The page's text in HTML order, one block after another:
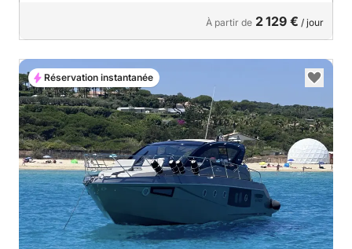
À partir de 2 129 € / jour
Réservation instantanée